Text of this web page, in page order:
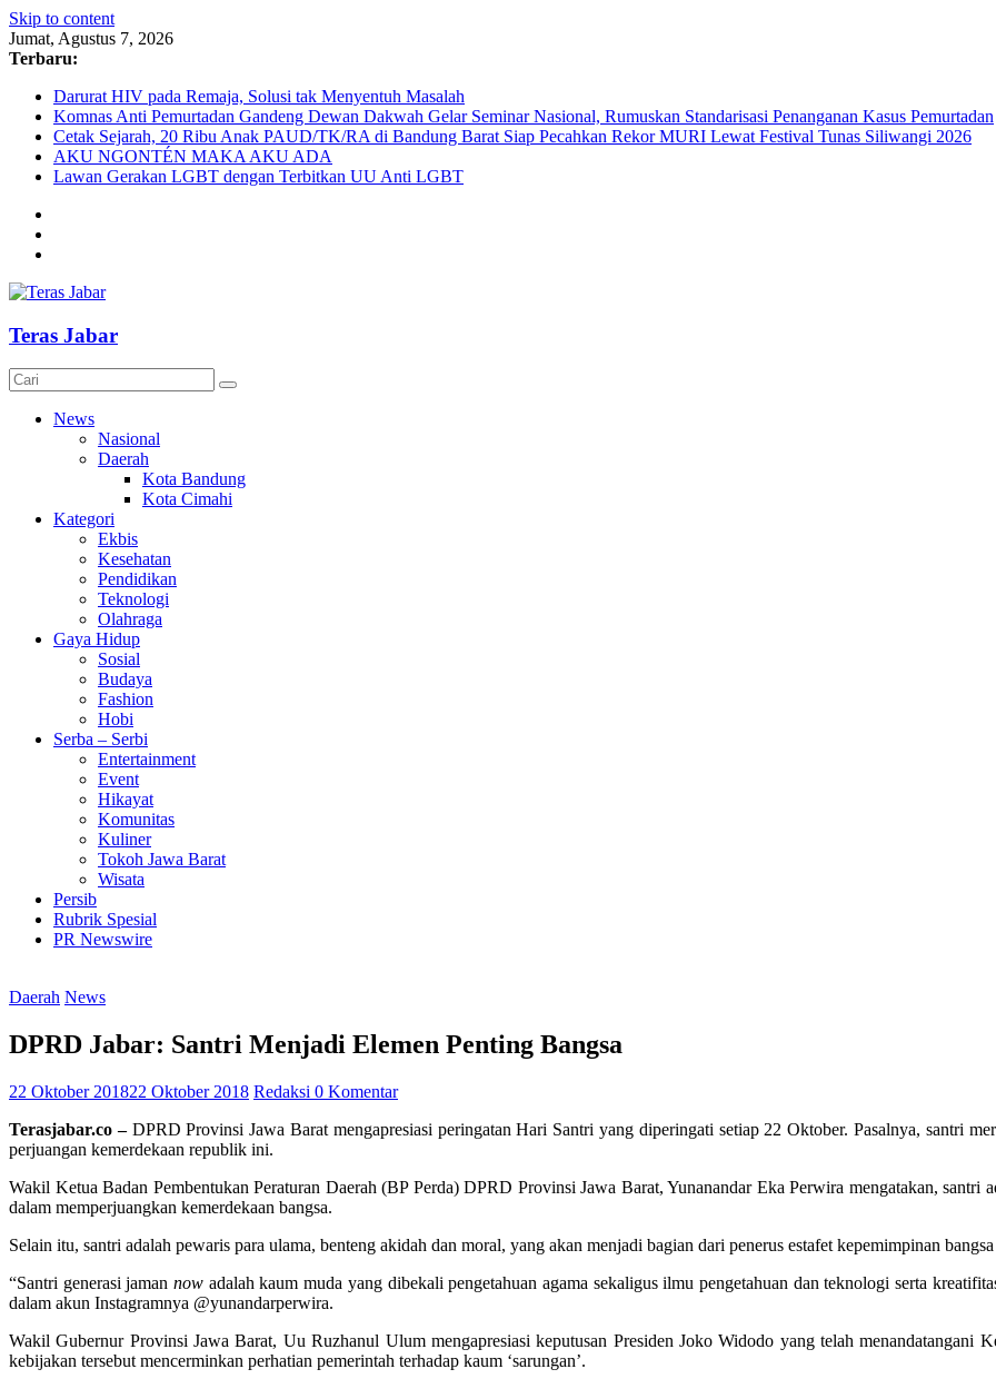
Skip to content
Jumat, Agustus 7, 2026
Terbaru:
Darurat HIV pada Remaja, Solusi tak Menyentuh Masalah
Komnas Anti Pemurtadan Gandeng Dewan Dakwah Gelar Seminar Nasional, Rumuskan Standarisasi Penanganan Kasus Pemurtadan
Cetak Sejarah, 20 Ribu Anak PAUD/TK/RA di Bandung Barat Siap Pecahkan Rekor MURI Lewat Festival Tunas Siliwangi 2026
AKU NGONTÉN MAKA AKU ADA
Lawan Gerakan LGBT dengan Terbitkan UU Anti LGBT
Teras Jabar
News
Nasional
Daerah
Kota Bandung
Kota Cimahi
Kategori
Ekbis
Kesehatan
Pendidikan
Teknologi
Olahraga
Gaya Hidup
Sosial
Budaya
Fashion
Hobi
Serba – Serbi
Entertainment
Event
Hikayat
Komunitas
Kuliner
Tokoh Jawa Barat
Wisata
Persib
Rubrik Spesial
PR Newswire
Daerah News
DPRD Jabar: Santri Menjadi Elemen Penting Bangsa
22 Oktober 201822 Oktober 2018 Redaksi 0 Komentar
Terasjabar.co – DPRD Provinsi Jawa Barat mengapresiasi peringatan Hari Santri yang diperingati setiap 22 Oktober. Pasalnya, santri
perjuangan kemerdekaan republik ini.
Wakil Ketua Badan Pembentukan Peraturan Daerah (BP Perda) DPRD Provinsi Jawa Barat, Yunanandar Eka Perwira mengatakan, santri
dalam memperjuangkan kemerdekaan bangsa.
Selain itu, santri adalah pewaris para ulama, benteng akidah dan moral, yang akan menjadi bagian dari penerus estafet kepemimpinan bangsa
“Santri generasi jamannow adalah kaum muda yang dibekali pengetahuan agama sekaligus ilmu pengetahuan dan teknologi serta
dalam akun Instagramnya @yunandarperwira.
Wakil Gubernur Provinsi Jawa Barat, Uu Ruzhanul Ulum mengapresiasi keputusan Presiden Joko Widodo yang telah menandatangani
kebijakan tersebut mencerminkan perhatian pemerintah terhadap kaum ‘sarungan’.